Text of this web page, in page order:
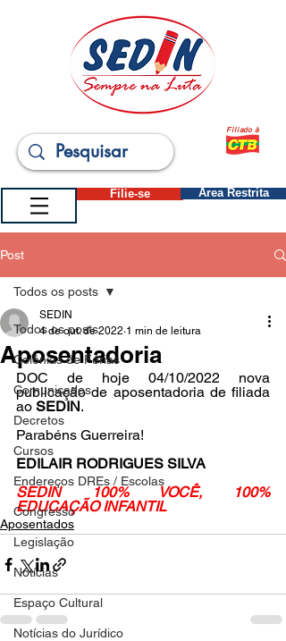
Filiado à
Filie-se Área Restrita
Post
Todos os posts
Colônias de Férias
Comunicados
Decretos
Cursos
Endereços DREs / Escolas
Congresso
Legislação
Notícias
Espaço Cultural
Notícias do Jurídico
Todos os posts
Aposentadoria
SEDIN
4 de out. de 2022 1 min de leitura
DOC de hoje 04/10/2022 nova
publicação de aposentadoria de filiada
ao SEDIN.
Parabéns Guerreira!
EDILAIR RODRIGUES SILVA
SEDIN 100% VOCÊ, 100%
EDUCAÇÃO INFANTIL
Aposentados